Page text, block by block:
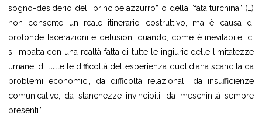
sogno-desiderio del “principe azzurro” o della “fata turchina” (…)
non consente un reale itinerario costruttivo, ma è causa di
profonde lacerazioni e delusioni quando, come è inevitabile, ci
si impatta con una realtà fatta di tutte le ingiurie delle limitatezze
umane, di tutte le difficoltà dell’esperienza quotidiana scandita da
problemi economici, da difficoltà relazionali, da insufficienze
comunicative, da stanchezze invincibili, da meschinità sempre
presenti.”